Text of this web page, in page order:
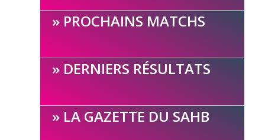
PROCHAINS MATCHS
DERNIERS RÉSULTATS
LA GAZETTE DU SAHB